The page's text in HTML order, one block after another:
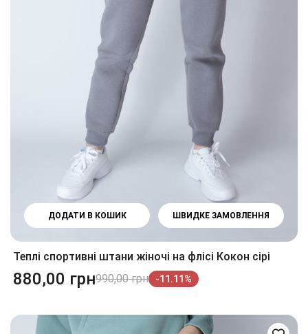
ДОДАТИ В КОШИК ШВИДКЕ ЗАМОВЛЕННЯ
Теплі спортивні штани жіночі на флісі Кокон сірі
880,00 грн990,00 грн -11.11%